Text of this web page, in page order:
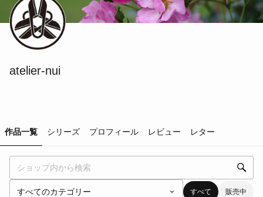
atelier-nui
作品一覧 シリーズ プロフィール レビュー レター
すべて 販売中